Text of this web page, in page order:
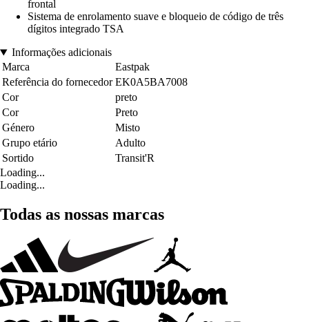
frontal
Sistema de enrolamento suave e bloqueio de código de três
dígitos integrado TSA
Informações adicionais
Marca
Eastpak
Referência do fornecedor EK0A5BA7008
Cor
preto
Cor
Preto
Género
Misto
Grupo etário
Adulto
Sortido
Transit'R
Loading...
Loading...
Todas as nossas marcas